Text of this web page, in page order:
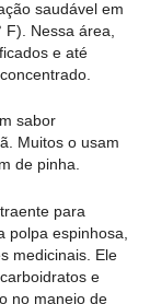
saudável em
Nessa área,
e até
sabor
Muitos o usam
de pinha.
para
polpa espinhosa,
medicinais. Ele
e
no manejo de